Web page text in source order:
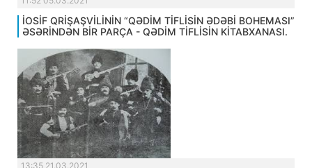
İOSİF QRİŞAŞVİLİNİN “QƏDİM TİFLİSİN ƏDƏBİ BOHEMASI”
ƏSƏRİNDƏN BİR PARÇA - QƏDİM TİFLİSİN KİTABXANASI.
13:35 21.03.2021